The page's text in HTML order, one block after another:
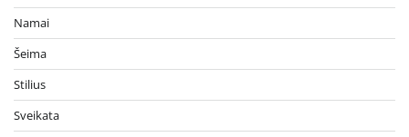
Namai
Šeima
Stilius
Sveikata